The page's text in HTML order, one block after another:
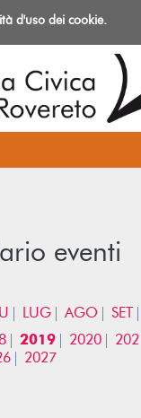
eventi
LUG AGO SET
2019 2020 2021
2027
d'uso dei cookie.